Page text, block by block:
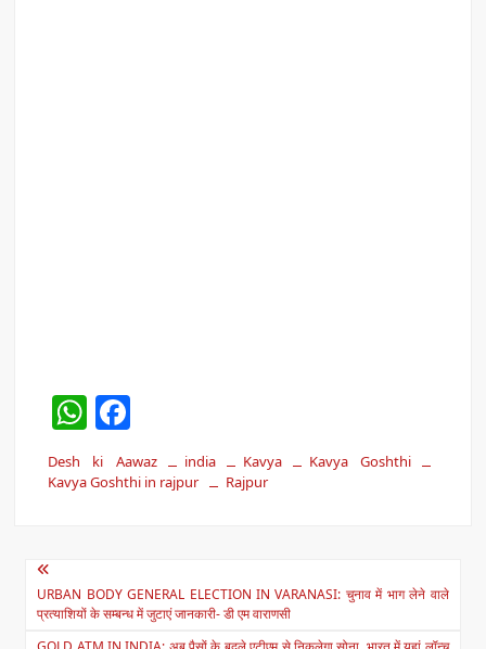
W
h
at
p
p
a
c
o
o
Desh ki Aawaz india Kavya
Kavya Goshthi
Kavya Goshthi in rajpur
Rajpur
Post
navigation
URBAN BODY GENERAL ELECTION IN VARANASI: चुनाव में भाग लेने वाले
प्रत्याशियों के सम्बन्ध में जुटाएं जानकारी- डी एम वाराणसी